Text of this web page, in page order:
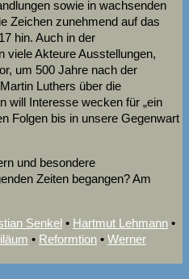
sowie in wachsenden
Zeichen zunehmend auf das
hin. Auch in der
viele Akteure Ausstellungen,
um 500 Jahre nach der
Luthers über die
will Interesse wecken für „ein
Folgen bis in unsere Gegenwart
und besondere
Zeiten begangen? Am
Senkel • Hartmut Lehmann •
• Reformtion • Werner